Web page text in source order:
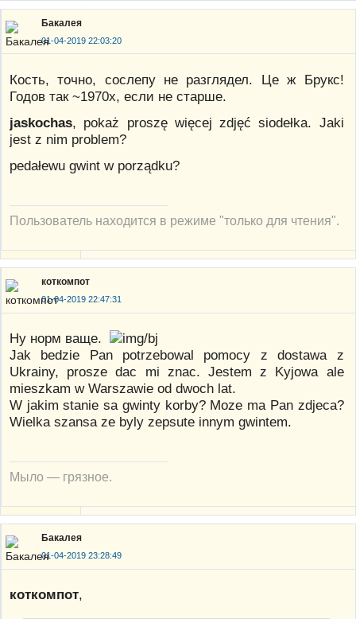
Бакалея
01-04-2019 22:03:20
Кость, точно, сослепу не разглядел. Це ж Брукс!
Годов так ~1970x, если не старше.
jaskochas, pokaż proszę więcej zdjęć siodełka. Jaki
jest z nim problem?
pedałewu gwint w porządku?
Пользователь находится в режиме "только для чтения".
коткомпот
01-04-2019 22:47:31
Ну норм ваще.
Jak bedzie Pan potrzebowal pomocy z dostawa z
Ukrainy, prosze dac mi znac. Jestem z Kyjowa ale
mieszkam w Warszawie od dwoch lat.
W jakim stanie sa gwinty korby? Moze ma Pan zdjeca?
Wielka szansa ze byly zepsute innym gwintem.
Мыло — грязное.
Бакалея
01-04-2019 23:28:49
коткомпот,